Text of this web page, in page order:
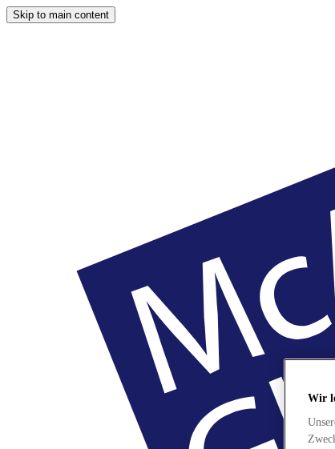
Skip to main content
Wir